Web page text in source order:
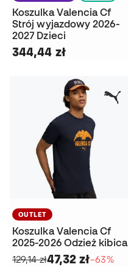
Koszulka Valencia Cf
Strój wyjazdowy 2026-
2027 Dzieci
344,44 zł
OUTLET
Koszulka Valencia Cf
2025-2026 Odzież kibica
129,14 zł47,32 zł−63%